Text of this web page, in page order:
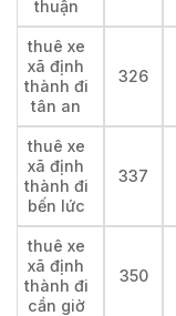
thuận
thuê xe
xã định
thành đi
tân an
326
thuê xe
xã định
thành đi
bến lức
337
thuê xe
xã định
thành đi
cần giờ
350